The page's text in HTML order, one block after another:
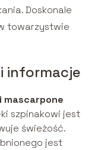
Doskonale
towarzystwie
informacje
mascarpone
szpinakowi jest
świeżość.
jest